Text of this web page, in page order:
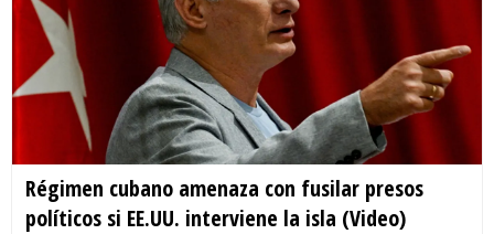
Régimen cubano amenaza con fusilar presos
políticos si EE.UU. interviene la isla (Video)